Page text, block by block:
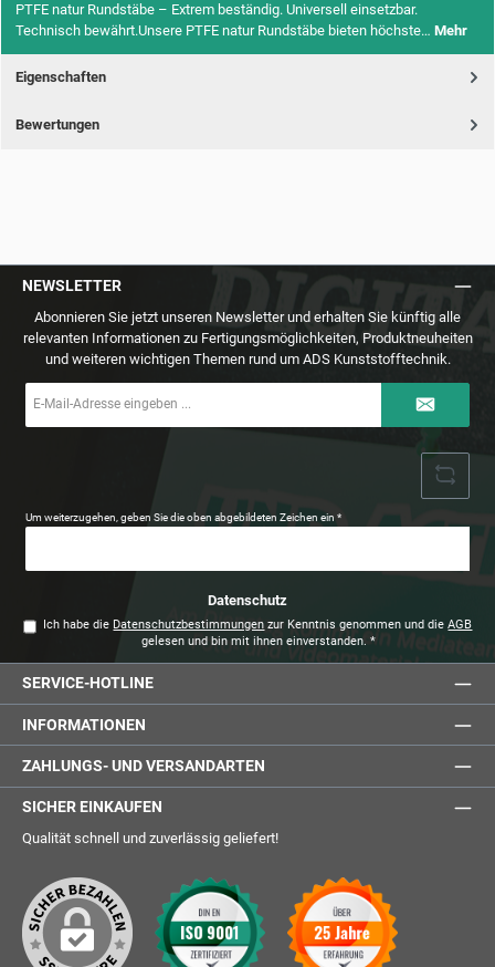
PTFE natur Rundstäbe – Extrem beständig. Universell einsetzbar.
Technisch bewährt.Unsere PTFE natur Rundstäbe bieten höchste… Mehr
Eigenschaften
Bewertungen
NEWSLETTER
Abonnieren Sie jetzt unseren Newsletter und erhalten Sie künftig alle
relevanten Informationen zu Fertigungsmöglichkeiten, Produktneuheiten
und weiteren wichtigen Themen rund um ADS Kunststofftechnik.
Mail-
Um weiterzugehen, geben Sie die oben abgebildeten Zeichen ein*
Datenschutz
Ich habe die Datenschutzbestimmungen zur Kenntnis genommen und dieAGB
gelesen und bin mit ihnen einverstanden. *
SERVICE-HOTLINE
INFORMATIONEN
ZAHLUNGS- UND VERSANDARTEN
SICHER EINKAUFEN
Qualität schnell und zuverlässig geliefert!